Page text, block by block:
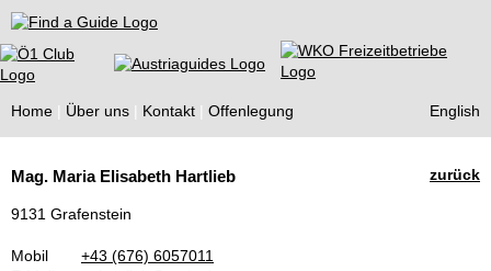
Find a Guide
Home Über uns Kontakt Offenlegung English
Guides
zurück
Mag. Maria Elisabeth Hartlieb
9131 Grafenstein
Mobil
+43 (676) 6057011